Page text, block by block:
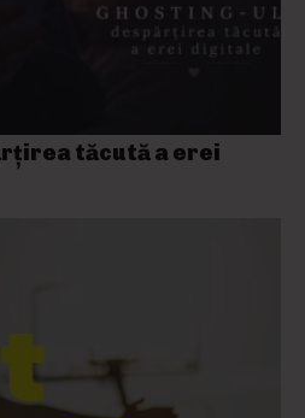
tăcută a erei